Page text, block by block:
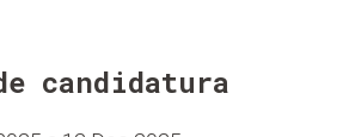
candidatura